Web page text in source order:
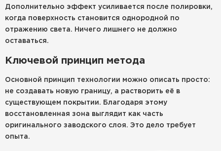
Дополнительно эффект усиливается после полировки,
когда поверхность становится однородной по
отражению света. Ничего лишнего не должно
оставаться.
Ключевой принцип метода
Основной принцип технологии можно описать просто:
не создавать новую границу, а растворить её в
существующем покрытии. Благодаря этому
восстановленная зона выглядит как часть
оригинального заводского слоя. Это дело требует
опыта.